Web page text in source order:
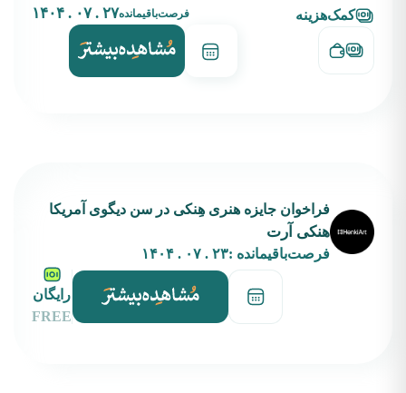
کمک‌هزینه فرصت‌باقیمانده۲۷ . ۰۷ . ۱۴۰۴
فراخوان جایزه هنری هِنکی در سن دیگوی آمریکا
هنکی آرت
فرصت‌باقیمانده :۲۳ . ۰۷ . ۱۴۰۴
رایگان
FREE